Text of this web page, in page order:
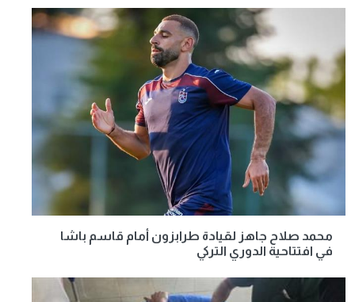
محمد صلاح جاهز لقيادة طرابزون أمام قاسم باشا
في افتتاحية الدوري التركي